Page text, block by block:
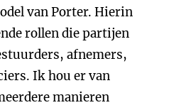
van Porter. Hierin
rollen die partijen
afnemers,
Ik hou er van
manieren